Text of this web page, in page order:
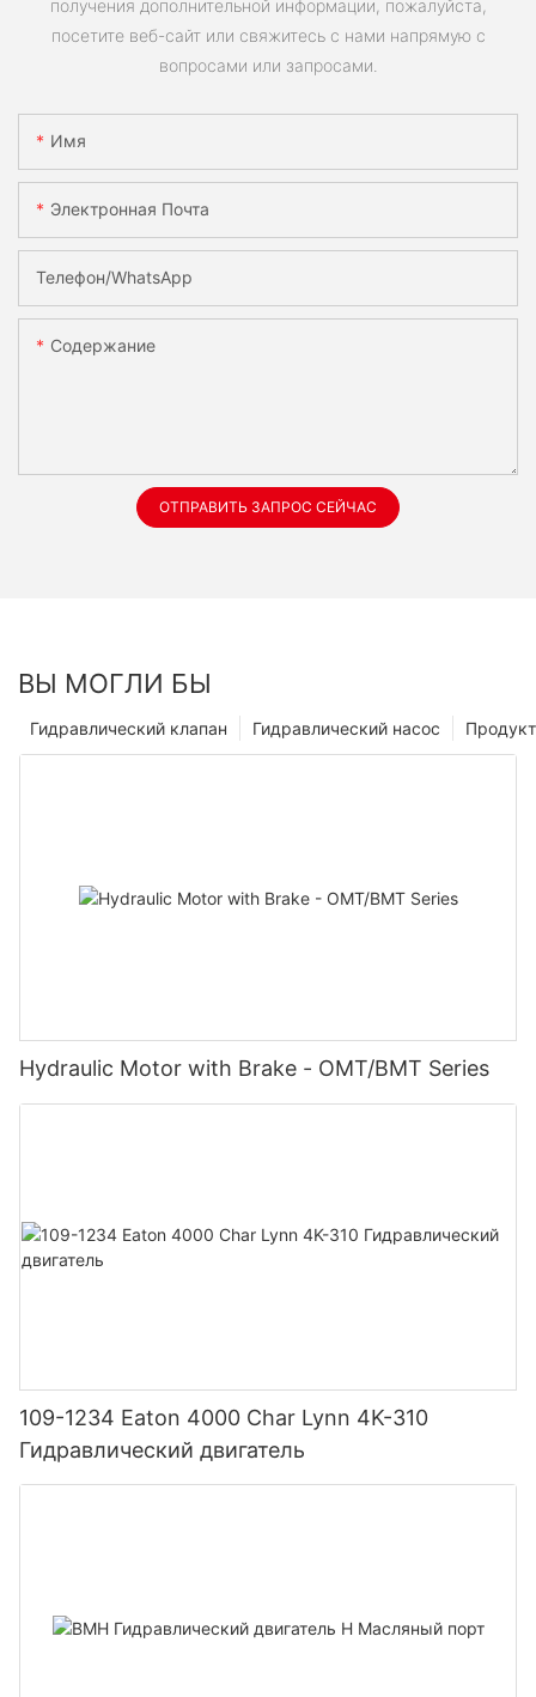
получения дополнительной информации, пожалуйста,
посетите веб-сайт или свяжитесь с нами напрямую с
вопросами или запросами.
Имя
Электронная Почта
Телефон/WhatsApp
Содержание
ОТПРАВИТЬ ЗАПРОС СЕЙЧАС
ВЫ МОГЛИ БЫ
Гидравлический насос
Гидравлический клапан
Hydraulic Motor with Brake - OMT/BMT Series
109-1234 Eaton 4000 Char Lynn 4K-310
Гидравлический двигатель